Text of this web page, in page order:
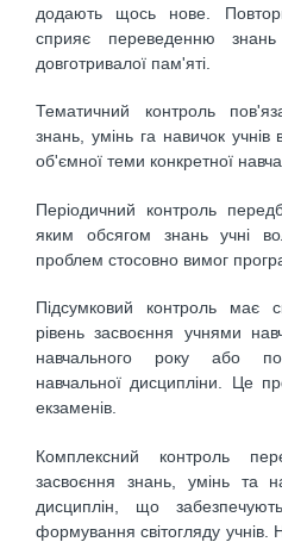
додають щось нове.
сприяє переведенню
довготривалої пам'яті.
Тематичний контроль
знань, умінь га навичок учнів
об'ємної теми конкретної
Періодичний контроль
яким обсягом знань учні
проблем стосовно вимог
Підсумковий контроль має
рівень засвоєння учнями
навчального року або
навчальної дисципліни. Це
екзаменів.
Комплексний контроль
засвоєння знань, умінь та
дисциплін, що
формування світогляду